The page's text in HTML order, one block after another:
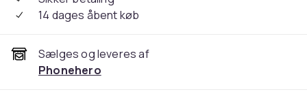
14 dages åbent køb
Sælges og leveres af
Phonehero